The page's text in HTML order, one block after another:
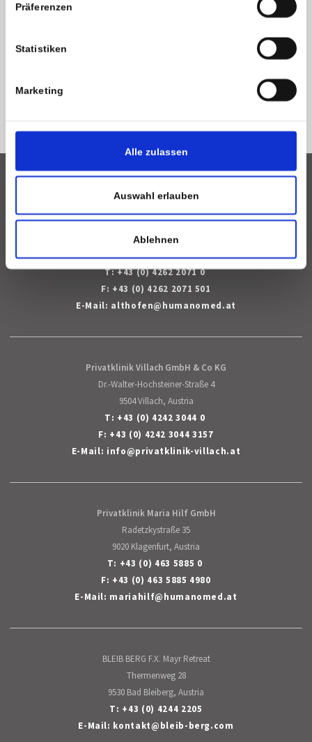
Präferenzen
Statistiken
Marketing
Alle zulassen
Auswahl erlauben
Ablehnen
DE
Deutsch
Humanomed Zentrum Althofen GmbH
Moorweg 30
9330 Althofen, Austria
T:+43 (0) 4262 2071 0
F: +43 (0) 4262 2071 501
E-Mail: althofen@humanomed.at
Privatklinik Villach GmbH & Co KG
Dr.-Walter-Hochsteiner-Straße 4
9504 Villach, Austria
T: +43 (0) 4242 3044 0
F: +43 (0) 4242 3044 3157
E-Mail: info@privatklinik-villach.at
Privatklinik Maria Hilf GmbH
Radetzkystraße 35
9020 Klagenfurt, Austria
T: +43 (0) 463 5885 0
F: +43 (0) 463 5885 4980
E-Mail: mariahilf@humanomed.at
BLEIB BERG F.X. Mayr Retreat
Thermenweg 28
9530 Bad Bleiberg, Austria
T: +43 (0) 4244 2205
E-Mail: kontakt@bleib-berg.com